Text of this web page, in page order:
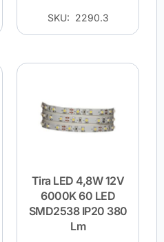
SKU: 2290.3
Tira LED 4,8W 12V
6000K 60 LED
SMD2538 IP20 380
Lm